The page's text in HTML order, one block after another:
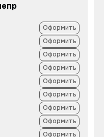
Оформить
Оформить
Оформить
Оформить
Оформить
Оформить
Оформить
Оформить
Оформить